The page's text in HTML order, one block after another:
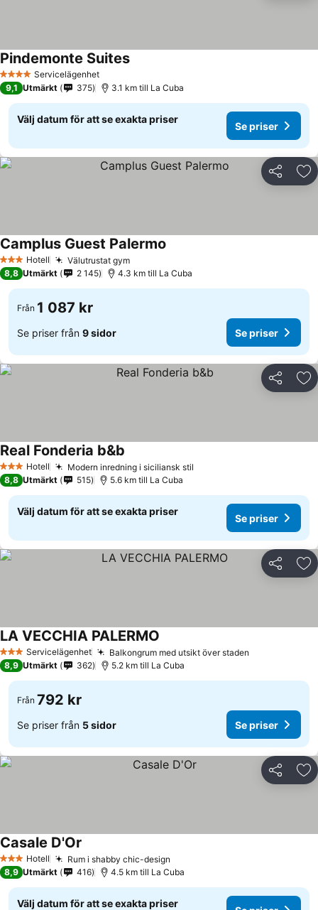
4 StjärnorServicelägenhet
Pindemonte SuitesSe priser
9,1 Utmärkt 375 3.1 km till La Cuba
Välj datum för att se exakta priser
Se priser
Dela
3 StjärnorHotell Välutrustat gymSe priser
Camplus Guest Palermo
8,8 Utmärkt 2 145 4.3 km till La Cuba
Från 1 087 kr
Se priser från 9 sidor Se priser
Dela
3 StjärnorHotell Modern inredning i siciliansk stil
Real Fonderia b&b
8,8 Utmärkt 515 5.6 km till La Cuba
Välj datum för att se exakta priser
Se priser
Dela
3 StjärnorServicelägenhet Balkongrum med utsikt över staden
LA VECCHIA PALERMO
8,9 Utmärkt 362 5.2 km till La Cuba
Från 792 kr
Se priser från 5 sidor Se priser
Dela
3 StjärnorHotell Rum i shabby chic-design
Casale D'Or
8,9 Utmärkt 416 4.5 km till La Cuba
Välj datum för att se exakta priser